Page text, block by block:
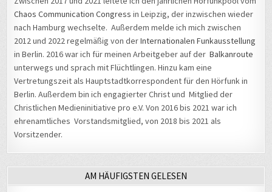
Chaos Communication Congress in Leipzig, der inzwischen wieder
nach Hamburg wechselte. Außerdem melde ich mich zwischen
2012 und 2022 regelmäßig von derInternationalen Funkausstellung
in Berlin. 2016 war ich für meinen Arbeitgeber auf derBalkanroute
unterwegs und sprach mit Flüchtlingen. Hinzu kam eine
Vertretungszeit als Hauptstadtkorrespondent für den Hörfunk in
Berlin. Außerdem bin ich engagierter Christ und Mitglied der
Christlichen Medieninitiative pro e.V. Von 2016 bis 2021 war ich
ehrenamtliches Vorstandsmitglied, von 2018 bis 2021 als
Vorsitzender.
AM HÄUFIGSTEN GELESEN